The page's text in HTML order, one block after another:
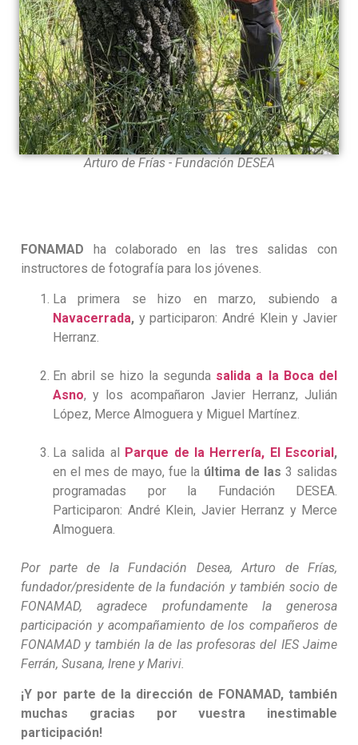
Arturo de Frías - Fundación DESEA
FONAMAD ha colaborado en las tres salidas con
instructores de fotografía para los jóvenes.
La primera se hizo en marzo, subiendo a
Navacerrada, y participaron: André Klein y Javier
Herranz.
En abril se hizo la segunda salida a la Boca del
Asno, y los acompañaron Javier Herranz, Julián
López, Merce Almoguera y Miguel Martínez.
La salida al Parque de la Herrería, El Escorial,
en el mes de mayo, fue la última de las 3 salidas
programadas por la Fundación DESEA.
Participaron: André Klein, Javier Herranz y Merce
Almoguera.
Por parte de la Fundación Desea, Arturo de Frías,
fundador/presidente de la fundación y también socio de
FONAMAD, agradece profundamente la generosa
participación y acompañamiento de los compañeros de
FONAMAD y también la de las profesoras del IES Jaime
Ferrán, Susana, Irene y Marivi.
¡Y por parte de la dirección de FONAMAD, también
muchas gracias por vuestra inestimable
participación!